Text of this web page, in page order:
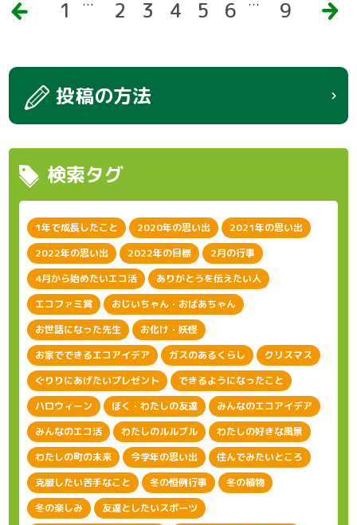
前
1 … 2 3 4 5 6 … 9
次
投稿の方法
検索タグ
1年で成長したこと 2020年の思い出
2021年の思い出
2022年の思い出
2022年の目標
2月の行事
4月から始めたいエコ活
ありがとうを伝えたい人
エコファミ賞
おじいちゃん・おばあちゃん
お世話になった先生
お化け・妖怪
お家でできるエコアイデア
ガスのあるくらし
クリスマス
ぐりりにあげたいプレゼント
できるようになったこと
ハロウィーン
ぼく・わたしの友達
みんなのエコアイデア
みんなのエコ活
わたしのルルブル
わたしの好きな風景
わたしの町の未来
今学年の思い出
住んでみたいところ
克服したい苦手なこと
冬の恒例行事
冬の植物
冬の楽しみ
友達としたいスポーツ